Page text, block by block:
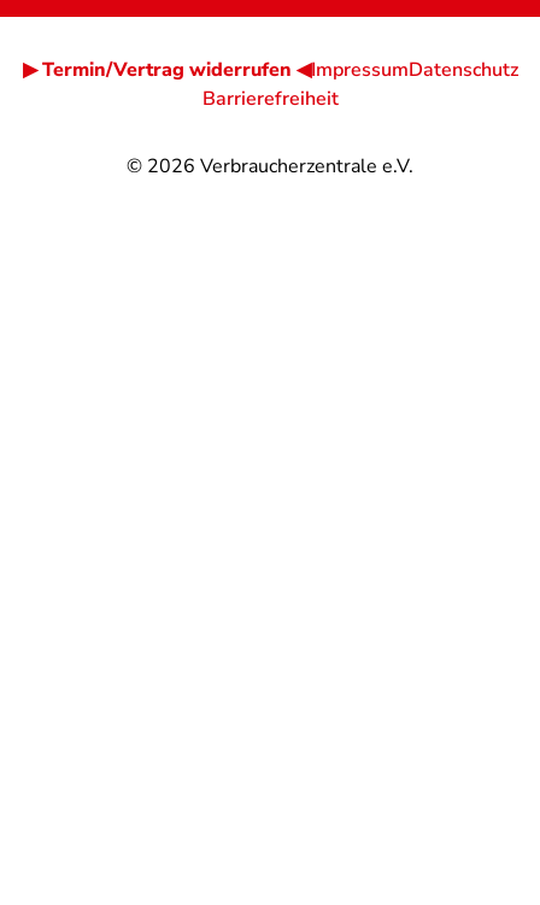
© 2026 Verbraucherzentrale e.V.
▶ Termin/Vertrag widerrufen ◀ImpressumDatenschutz
Barrierefreiheit